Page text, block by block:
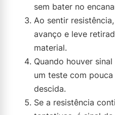
sem bater no
Ao sentir
avanço e leve
material.
Quando houver
um teste com
descida.
Se a resistência